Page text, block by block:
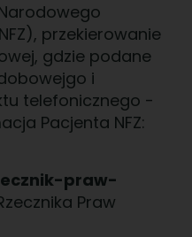
przekierowanie
gdzie podane
i
telefonicznego -
Pacjenta NFZ:
praw-
Praw